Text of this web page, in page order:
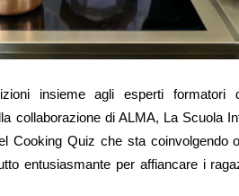
insieme agli esperti formatori
collaborazione di ALMA, La Scuola
Cooking Quiz che sta coinvolgendo
entusiasmante per affiancare i